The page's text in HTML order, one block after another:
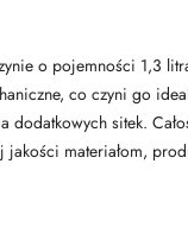
o pojemności 1,3
co czyni go
sitek.
materiałom,